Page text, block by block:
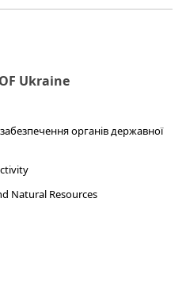
OF Ukraine
органів державної
Natural Resources